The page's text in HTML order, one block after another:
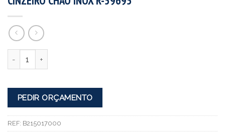
PEDIR ORÇAMENTO
REF: B215017000